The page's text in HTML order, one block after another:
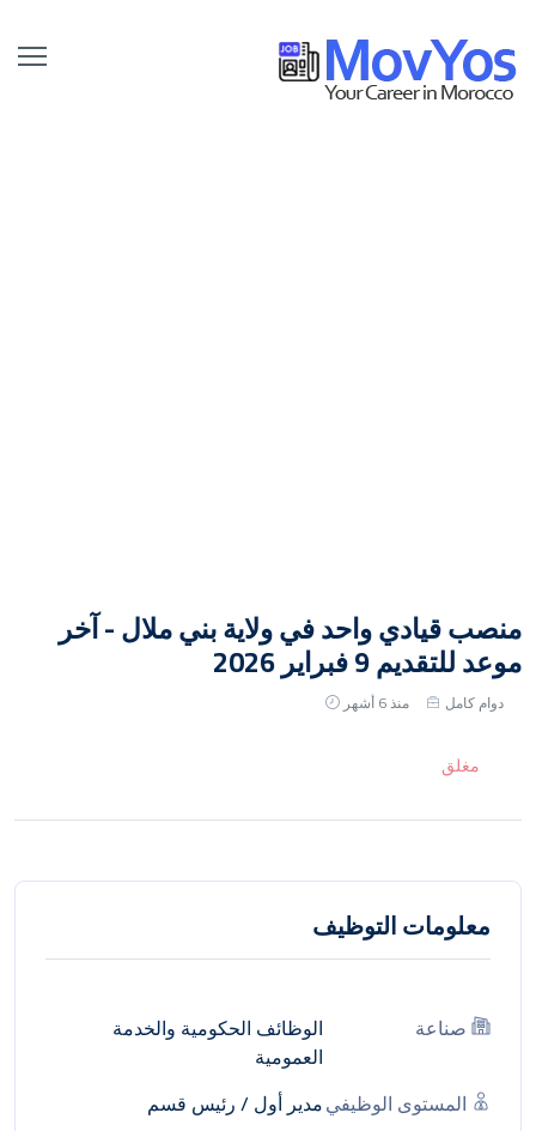
منصب قيادي واحد في ولاية بني ملال - آخر
موعد للتقديم 9 فبراير 2026
دوام كامل منذ 6 أشهر
مغلق
معلومات التوظيف
صناعة
الوظائف الحكومية والخدمة
العمومية
المستوى الوظيفيمدير أول / رئيس قسم